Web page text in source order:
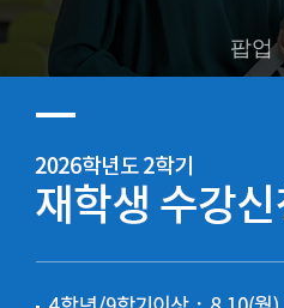
팝업
사범대학
국어교육과
영어교육과